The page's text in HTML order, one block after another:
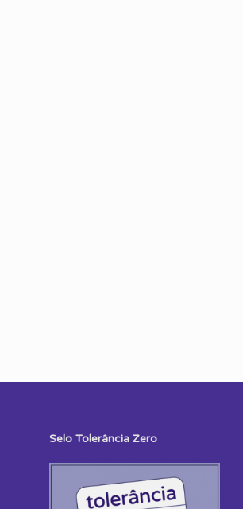
Selo Tolerância Zero